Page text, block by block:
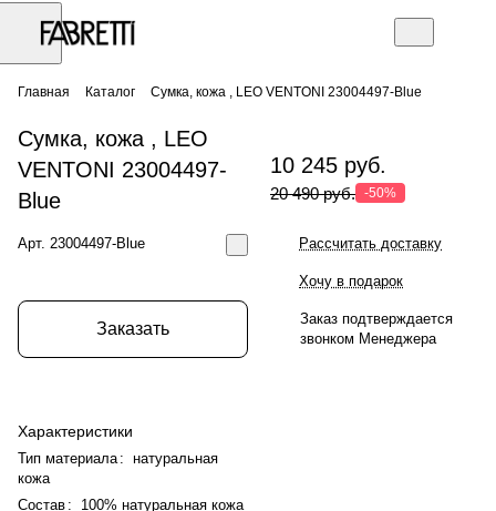
Главная Каталог Сумка, кожа , LEO VENTONI 23004497-Blue
Сумка, кожа , LEO
VENTONI 23004497-
Blue
Арт. 23004497-Blue
Заказать
Характеристики
Тип материала : натуральная
кожа
Состав :
100% натуральная кожа
10 245 руб.
20 490 руб. -50%
Рассчитать доставку
Хочу в подарок
Заказ подтверждается
звонком Менеджера